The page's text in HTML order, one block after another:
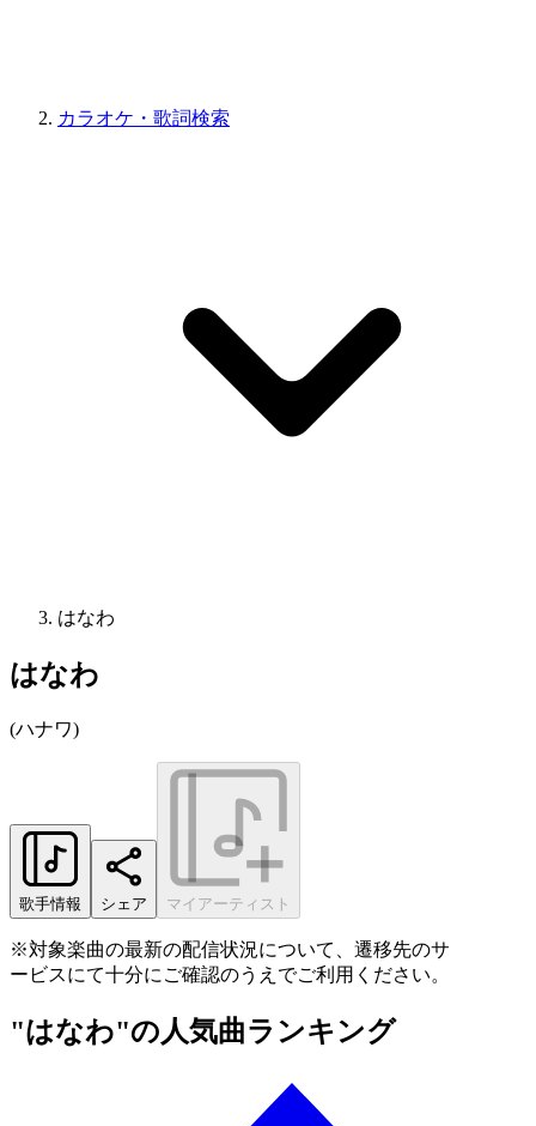
カラオケ・歌詞検索
はなわ
はなわ
(ハナワ)
歌手情報 シェア マイアーティスト
※対象楽曲の最新の配信状況について、遷移先のサ
ービスにて十分にご確認のうえでご利用ください。
"はなわ"の人気曲ランキング